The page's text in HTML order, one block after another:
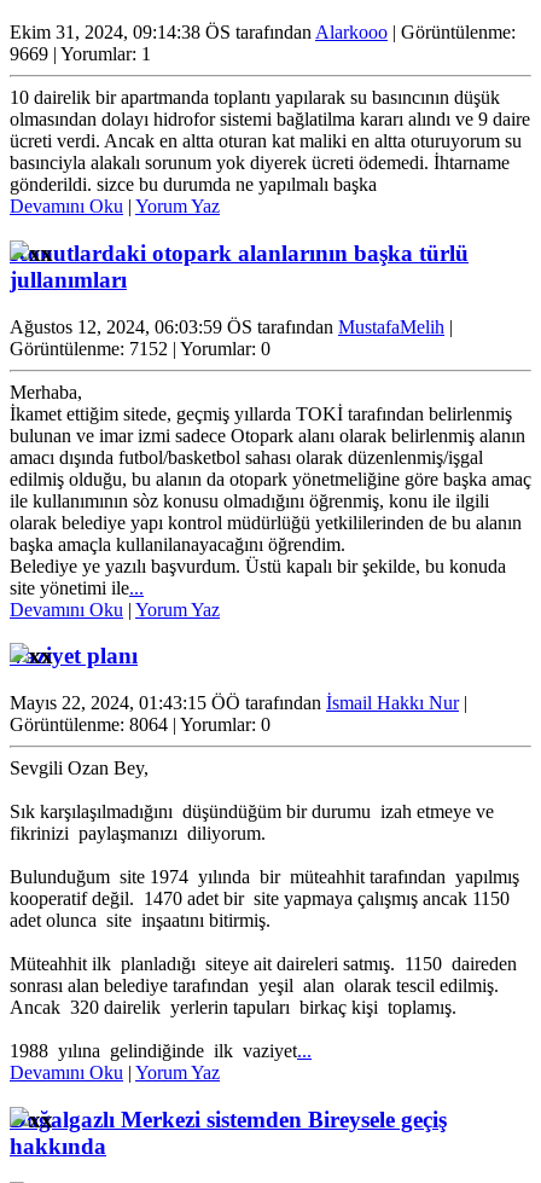
Ekim 31, 2024, 09:14:38 ÖS tarafından Alarkooo | Görüntülenme:
9669 | Yorumlar: 1
10 dairelik bir apartmanda toplantı yapılarak su basıncının düşük
olmasından dolayı hidrofor sistemi bağlatilma kararı alındı ve 9 daire
ücreti verdi. Ancak en altta oturan kat maliki en altta oturuyorum su
basınciyla alakalı sorunum yok diyerek ücreti ödemedi. İhtarname
gönderildi. sizce bu durumda ne yapılmalı başka
Devamını Oku | Yorum Yaz
Konutlardaki otopark alanlarının başka türlü
jullanımları
Ağustos 12, 2024, 06:03:59 ÖS tarafından MustafaMelih |
Görüntülenme: 7152 | Yorumlar: 0
Merhaba,
İkamet ettiğim sitede, geçmiş yıllarda TOKİ tarafından belirlenmiş
bulunan ve imar izmi sadece Otopark alanı olarak belirlenmiş alanın
amacı dışında futbol/basketbol sahası olarak düzenlenmiş/işgal
edilmiş olduğu, bu alanın da otopark yönetmeliğine göre başka amaç
ile kullanımının sòz konusu olmadığını öğrenmiş, konu ile ilgili
olarak belediye yapı kontrol müdürlüğü yetkililerinden de bu alanın
başka amaçla kullanilanayacağını öğrendim.
Belediye ye yazılı başvurdum. Üstü kapalı bir şekilde, bu konuda
site yönetimi ile...
Devamını Oku | Yorum Yaz
Vaziyet planı
Mayıs 22, 2024, 01:43:15 ÖÖ tarafından İsmail Hakkı Nur|
Görüntülenme: 8064 | Yorumlar: 0
Sevgili Ozan Bey,
Sık karşılaşılmadığını düşündüğüm bir durumu izah etmeye ve
fikrinizi paylaşmanızı diliyorum.
Bulunduğum site 1974 yılında bir müteahhit tarafından yapılmış
kooperatif değil. 1470 adet bir site yapmaya çalışmış ancak 1150
adet olunca site inşaatını bitirmiş.
Müteahhit ilk planladığı siteye ait daireleri satmış. 1150 daireden
sonrası alan belediye tarafından yeşil alan olarak tescil edilmiş.
Ancak 320 dairelik yerlerin tapuları birkaç kişi toplamış.
1988 yılına gelindiğinde ilk vaziyet...
Devamını Oku | Yorum Yaz
Doğalgazlı Merkezi sistemden Bireysele geçiş
hakkında